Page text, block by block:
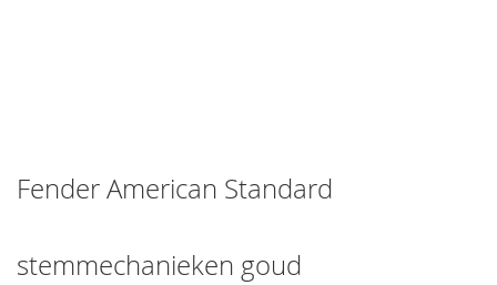
Fender American Standard
stemmechanieken goud
to
the
the